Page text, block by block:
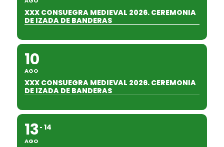
XXX CONSUEGRA MEDIEVAL 2026. CEREMONIA
DE IZADA DE BANDERAS
10
AGO
XXX CONSUEGRA MEDIEVAL 2026. CEREMONIA
DE IZADA DE BANDERAS
13
AGO
14